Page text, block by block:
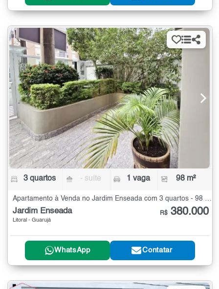
3 quartos - suíte 1 vaga 98 m²
Jardim Enseada
Litoral - Guarujá
R$ 380.000
WhatsApp Contatar